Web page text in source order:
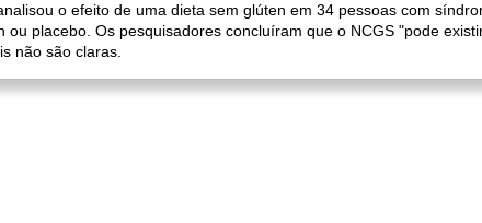
o efeito de uma dieta sem glúten em 34 pessoas com
placebo. Os pesquisadores concluíram que o NCGS "pode
não são claras.